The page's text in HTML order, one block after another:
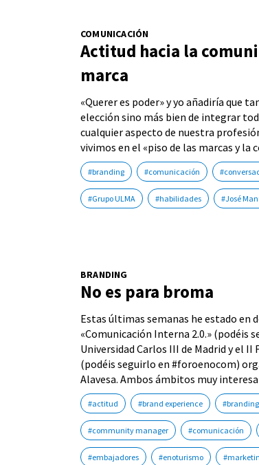
COMUNICACIÓN
Actitud hacia la
marca
«Querer es poder» y yo añadiría que
elección sino más bien de integrar
cualquier aspecto de nuestra
vivimos en el «piso de las marcas y la
#branding #comunicación
#Grupo ULMA #habilidades #José
BRANDING
No es para broma
Estas últimas semanas he estado en
«Comunicación Interna 2.0.» (podéis
Universidad Carlos III de Madrid y el
(podéis seguirlo en #foroenocom)
Alavesa. Ambos ámbitos muy
#actitud #brand experience
#community manager #comunicación
#embajadores #enoturismo